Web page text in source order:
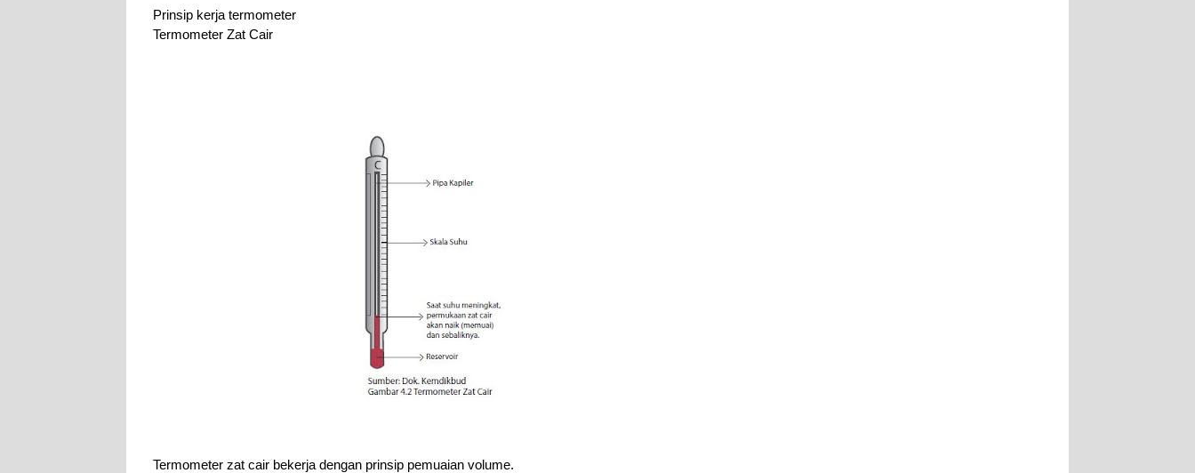
Prinsip kerja termometer
Termometer Zat Cair
Termometer zat cair bekerja dengan prinsip pemuaian volume.